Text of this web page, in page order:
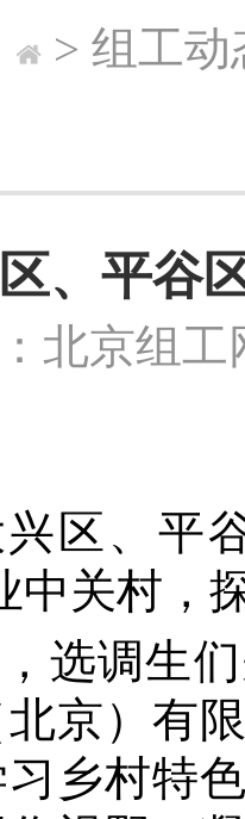
> 组工动
、平谷
：北京
区、平
中关村，
选调生
京）有
乡村特